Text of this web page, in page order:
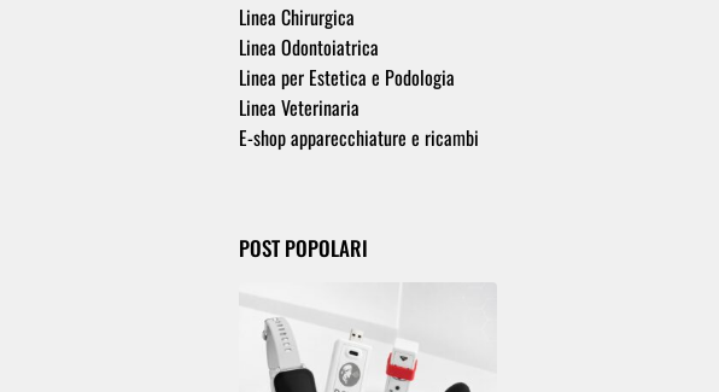
Linea Chirurgica
Linea Odontoiatrica
Linea per Estetica e Podologia
Linea Veterinaria
E-shop apparecchiature e ricambi
POST POPOLARI